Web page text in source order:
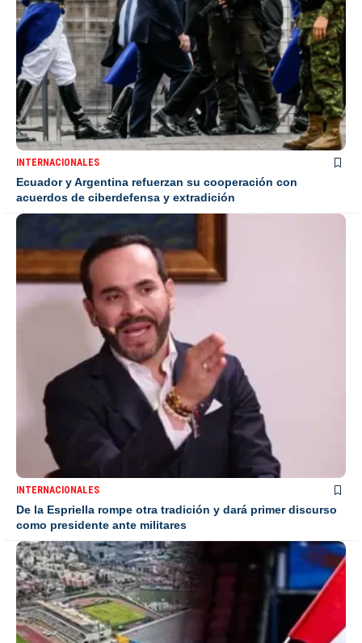
INTERNACIONALES
Ecuador y Argentina refuerzan su cooperación con
acuerdos de ciberdefensa y extradición
INTERNACIONALES
De la Espriella rompe otra tradición y dará primer discurso
como presidente ante militares